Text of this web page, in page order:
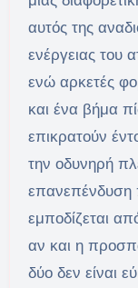
αυτός της
ενέργειας του
ενώ αρκετές
και ένα βήμα
επικρατούν
την οδυνηρή
επανεπένδυση
εμποδίζεται
αν και η
δύο δεν είναι